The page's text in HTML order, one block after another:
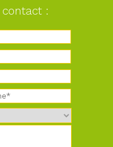
: